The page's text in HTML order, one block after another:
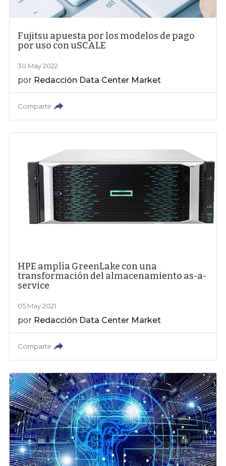
Fujitsu apuesta por los modelos de pago
por uso con uSCALE
30 May 2022
por Redacción Data Center Market
Compartir
HPE amplía GreenLake con una
transformación del almacenamiento as-a-
service
05 May 2021
por Redacción Data Center Market
Compartir